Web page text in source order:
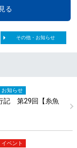
る
その他・お知らせ
お知らせ
記 第29回【糸魚
ベント